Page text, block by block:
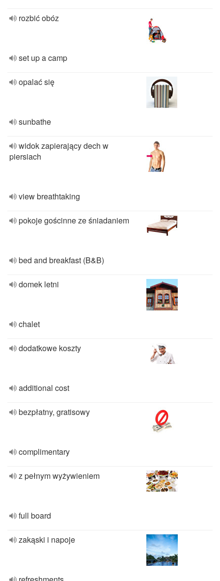
rozbić obóz
set up a camp
opalać się
sunbathe
widok zapierający dech w
piersiach
view breathtaking
pokoje gościnne ze śniadaniem
bed and breakfast (B&B)
domek letni
chalet
dodatkowe koszty
additional cost
bezpłatny, gratisowy
complimentary
z pełnym wyżywieniem
full board
zakąski i napoje